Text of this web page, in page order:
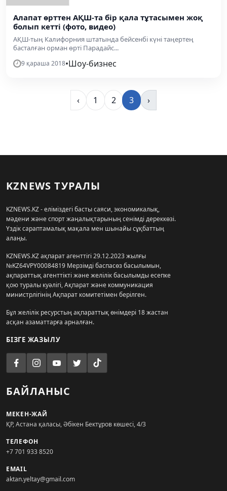
Алапат өрттен АҚШ-та бір қала тұтасымен жоқ
болып кетті (фото, видео)
АҚШ-тың Калифорния штатында бейсенбі күні таңертең
басталған орман өрті Парадайс...
9 қараша 2018•Шоу-бизнес
‹ 1 2 3 ›
KZNEWS ТУРАЛЫ
KZNEWS.KZ - еліміздегі басты саяси, экономикалық,
мәдени және спорт жаңалықтарының сенімді дереккөзі.
Үздік сараптамалық мақала мен шынайы сұқбаттың
алаңы.
KZNEWS.KZ ақпарат агенттігі 29.12.2023 жылғы
№KZ64VPY00084819 Мерзімді баспасөз басылымын,
ақпараттық агенттікті және желілік басылымды есепке
қою туралы куәлігі, Ақпарат және коммуникация
министрлігінің Ақпарат комитетімен берілген.
Бұл желілік ресурстың ақпараттық өнімдері 18 жастан
асқан азаматтарға арналған.
БІЗГЕ ЖАЗЫЛУ
БАЙЛАНЫС
МЕКЕН-ЖАЙ
ҚР, Астана қаласы, Әбікен Бектұров көшесі, 4/3
ТЕЛЕФОН
+7 701 933 8520
EMAIL
aktan.yeltay@gmail.com